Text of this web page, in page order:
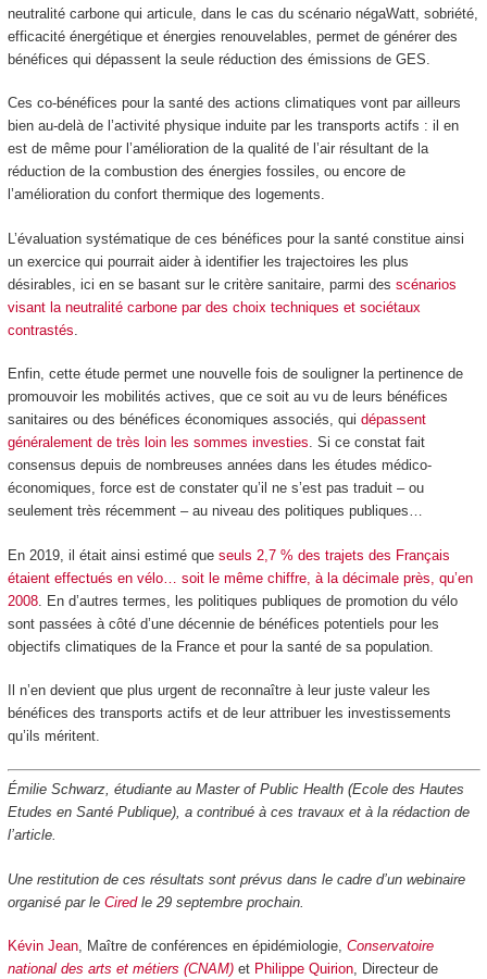
neutralité carbone qui articule, dans le cas du scénario négaWatt, sobriété,
efficacité énergétique et énergies renouvelables, permet de générer des
bénéfices qui dépassent la seule réduction des émissions de GES.
Ces co-bénéfices pour la santé des actions climatiques vont par ailleurs
bien au-delà de l’activité physique induite par les transports actifs : il en
est de même pour l’amélioration de la qualité de l’air résultant de la
réduction de la combustion des énergies fossiles, ou encore de
l’amélioration du confort thermique des logements.
L’évaluation systématique de ces bénéfices pour la santé constitue ainsi
un exercice qui pourrait aider à identifier les trajectoires les plus
désirables, ici en se basant sur le critère sanitaire, parmi des scénarios
visant la neutralité carbone par des choix techniques et sociétaux
contrastés
Enfin, cette étude permet une nouvelle fois de souligner la pertinence de
promouvoir les mobilités actives, que ce soit au vu de leurs bénéfices
sanitaires ou des bénéfices économiques associés, qui dépassent
généralement de très loin les sommes investies. Si ce constat fait
consensus depuis de nombreuses années dans les études médico-
économiques, force est de constater qu’il ne s’est pas traduit – ou
seulement très récemment – au niveau des politiques publiques…
En 2019, il était ainsi estimé que seuls 2,7 % des trajets des Français
étaient effectués en vélo… soit le même chiffre, à la décimale près, qu’en
2008. En d’autres termes, les politiques publiques de promotion du vélo
sont passées à côté d’une décennie de bénéfices potentiels pour les
objectifs climatiques de la France et pour la santé de sa population.
Il n’en devient que plus urgent de reconnaître à leur juste valeur les
bénéfices des transports actifs et de leur attribuer les investissements
qu’ils méritent.
Émilie Schwarz, étudiante au Master of Public Health (Ecole des Hautes
Etudes en Santé Publique), a contribué à ces travaux et à la rédaction de
l’article.
Une restitution de ces résultats sont prévus dans le cadre d’un webinaire
organisé par le Ciredle 29 septembre prochain.
Kévin Jean, Maître de conférences en épidémiologie, Conservatoire
national des arts et métiers (CNAM)et Philippe Quirion, Directeur de